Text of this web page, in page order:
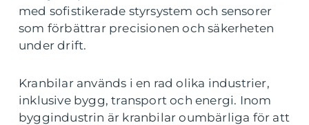
med sofistikerade styrsystem och sensorer
som förbättrar precisionen och säkerheten
under drift.
Kranbilar används i en rad olika industrier,
inklusive bygg, transport och energi. Inom
byggindustrin är kranbilar oumbärliga för att